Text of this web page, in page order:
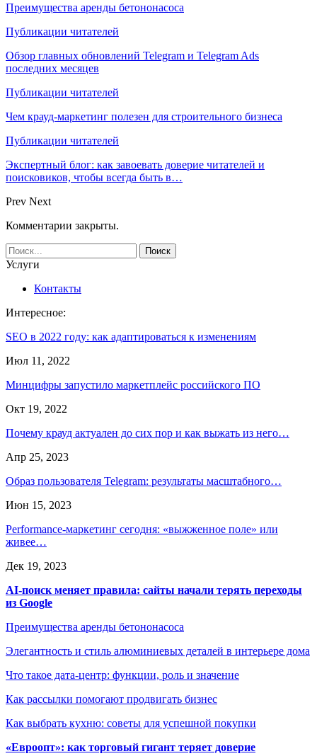
Преимущества аренды бетононасоса
Публикации читателей
Обзор главных обновлений Telegram и Telegram Ads
последних месяцев
Публикации читателей
Чем крауд-маркетинг полезен для строительного бизнеса
Публикации читателей
Экспертный блог: как завоевать доверие читателей и
поисковиков, чтобы всегда быть в…
Prev Next
Комментарии закрыты.
Услуги
Контакты
Интересное:
SEO в 2022 году: как адаптироваться к изменениям
Июл 11, 2022
Минцифры запустило маркетплейс российского ПО
Окт 19, 2022
Почему крауд актуален до сих пор и как выжать из него…
Апр 25, 2023
Образ пользователя Telegram: результаты масштабного…
Июн 15, 2023
Performance-маркетинг сегодня: «выжженное поле» или
живее…
Дек 19, 2023
AI-поиск меняет правила: сайты начали терять переходы
из Google
Преимущества аренды бетононасоса
Элегантность и стиль алюминиевых деталей в интерьере дома
Что такое дата-центр: функции, роль и значение
Как рассылки помогают продвигать бизнес
Как выбрать кухню: советы для успешной покупки
«Евроопт»: как торговый гигант теряет доверие